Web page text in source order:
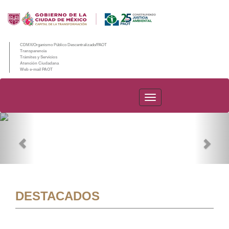
CDMX/Organismo Público Descentralizado/PAOT
Transparencia
Trámites y Servicios
Atención Ciudadana
Web e-mail PAOT
PAOT
DESTACADOS